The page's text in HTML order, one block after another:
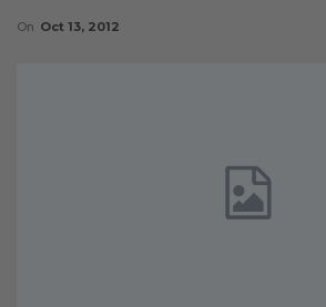
On Oct 13, 2012